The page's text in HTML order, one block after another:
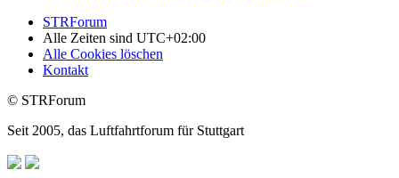
STRForum
Alle Zeiten sind UTC+02:00
Alle Cookies löschen
Kontakt
© STRForum
Seit 2005, das Luftfahrtforum für Stuttgart